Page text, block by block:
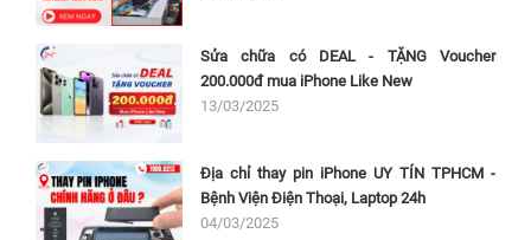
Sửa chữa có DEAL - TẶNG Voucher
200.000đ mua iPhone Like New
13/03/2025
Địa chỉ thay pin iPhone UY TÍN TPHCM -
Bệnh Viện Điện Thoại, Laptop 24h
04/03/2025